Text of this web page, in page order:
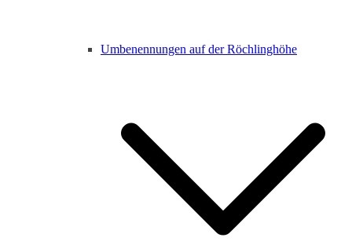
Umbenennungen auf der Röchlinghöhe